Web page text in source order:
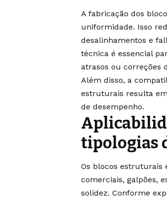
A fabricação dos
uniformidade. Isso
desalinhamentos e
técnica é essencial
atrasos ou correções
Além disso, a
estruturais resulta
de desempenho.
tipologias
Os blocos estruturais
comerciais, galpões,
solidez. Conforme